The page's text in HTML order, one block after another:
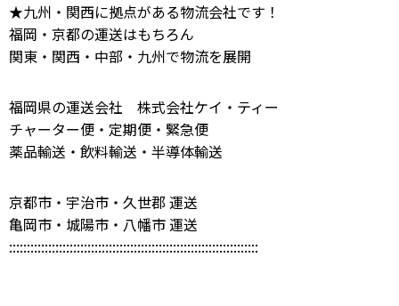
★九州・関西に拠点がある物流会社です！
福岡・京都の運送はもちろん
関東・関西・中部・九州で物流を展開
福岡県の運送会社 株式会社ケイ・ティー
チャーター便・定期便・緊急便
薬品輸送・飲料輸送・半導体輸送
京都市・宇治市・久世郡 運送
亀岡市・城陽市・八幡市 運送
::::::::::::::::::::::::::::::::::::::::::::::::::::::::::::::::::::::